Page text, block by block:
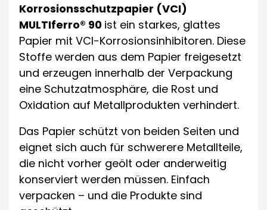
Korrosionsschutzpapier (VCI)
MULTIferro® 90 ist ein starkes, glattes
Papier mit VCI-Korrosionsinhibitoren. Diese
Stoffe werden aus dem Papier freigesetzt
und erzeugen innerhalb der Verpackung
eine Schutzatmosphäre, die Rost und
Oxidation auf Metallprodukten verhindert.
Das Papier schützt von beiden Seiten und
eignet sich auch für schwerere Metallteile,
die nicht vorher geölt oder anderweitig
konserviert werden müssen. Einfach
verpacken – und die Produkte sind